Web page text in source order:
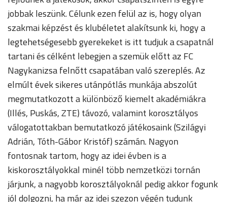
jobbak leszünk. Célunk ezen felül az is, hogy olyan
szakmai képzést és klubéletet alakítsunk ki, hogy a
legtehetségesebb gyerekeket is itt tudjuk a csapatnál
tartani és célként lebegjen a szemük előtt az FC
Nagykanizsa felnőtt csapatában való szereplés. Az
elmúlt évek sikeres utánpótlás munkája abszolút
megmutatkozott a különböző kiemelt akadémiákra
(Illés, Puskás, ZTE) távozó, valamint korosztályos
válogatottakban bemutatkozó játékosaink (Szilágyi
Adrián, Tóth-Gábor Kristóf) számán. Nagyon
fontosnak tartom, hogy az idei évben is a
kiskorosztályokkal minél több nemzetközi tornán
járjunk, a nagyobb korosztályoknál pedig akkor fogunk
jól dolgozni, ha már az idei szezon végén tudunk